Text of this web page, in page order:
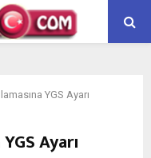
YGS Ayarı
Ayarı